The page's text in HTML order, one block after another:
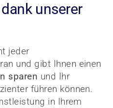
unserer
jeder
und gibt Ihnen einen
sparen und Ihr
führen können.
in Ihrem